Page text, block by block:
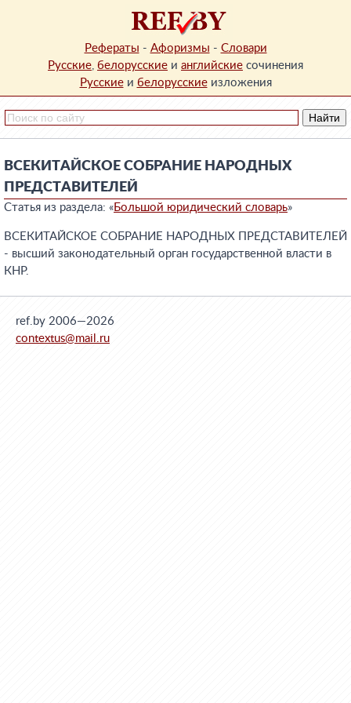
Рефераты - Афоризмы - Словари
Русские, белорусские и английские сочинения
Русскиеи белорусскиеизложения
ВСЕКИТАЙСКОЕ СОБРАНИЕ НАРОДНЫХ
ПРЕДСТАВИТЕЛЕЙ
Статья из раздела: «Большой юридический словарь»
ВСЕКИТАЙСКОЕ СОБРАНИЕ НАРОДНЫХ ПРЕДСТАВИТЕЛЕЙ
- высший законодательный орган государственной власти в
КНР.
ref.by 2006—2026
contextus@mail.ru